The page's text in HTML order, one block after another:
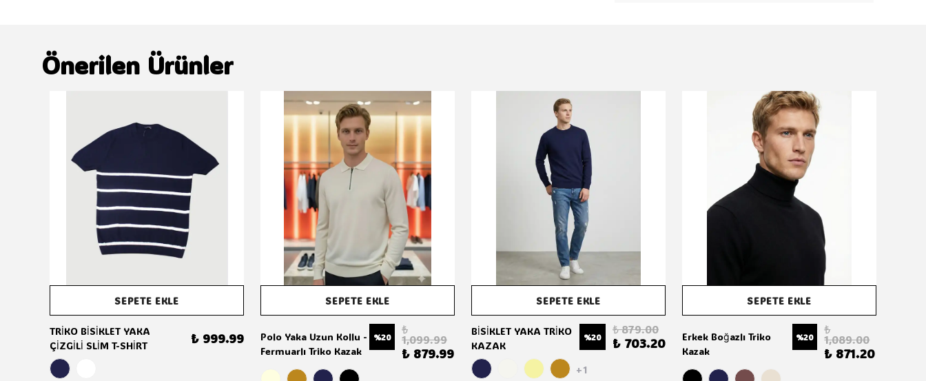
Önerilen Ürünler
SEPETE EKLE
TRİKO BİSİKLET YAKA
ÇİZGİLİ SLİM T-SHİRT
₺ 999.99
SEPETE EKLE
Polo Yaka Uzun Kollu -
Fermuarlı Triko Kazak
%20
₺
1,099.99
₺ 879.99
SEPETE EKLE
BİSİKLET YAKA TRİKO
KAZAK
%20
₺ 879.00
₺ 703.20
+1
SEPETE EKLE
Erkek Boğazlı Triko
Kazak
%20
₺
1,089.00
₺ 871.20